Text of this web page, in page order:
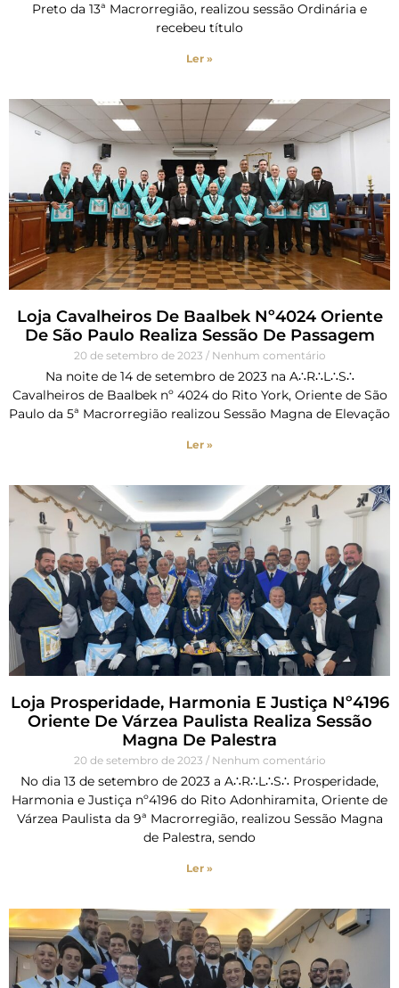
Preto da 13ª Macrorregião, realizou sessão Ordinária e
recebeu título
Ler »
Loja Cavalheiros De Baalbek Nº4024 Oriente
De São Paulo Realiza Sessão De Passagem
20 de setembro de 2023 Nenhum comentário
Na noite de 14 de setembro de 2023 na A∴R∴L∴S∴
Cavalheiros de Baalbek nº 4024 do Rito York, Oriente de São
Paulo da 5ª Macrorregião realizou Sessão Magna de Elevação
Ler »
Loja Prosperidade, Harmonia E Justiça Nº4196
Oriente De Várzea Paulista Realiza Sessão
Magna De Palestra
20 de setembro de 2023 Nenhum comentário
No dia 13 de setembro de 2023 a A∴R∴L∴S∴ Prosperidade,
Harmonia e Justiça nº4196 do Rito Adonhiramita, Oriente de
Várzea Paulista da 9ª Macrorregião, realizou Sessão Magna
de Palestra, sendo
Ler »